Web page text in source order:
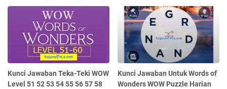
Kunci Jawaban Teka-Teki WOW
Level 51 52 53 54 55 56 57 58
Kunci Jawaban Untuk Words of
Wonders WOW Puzzle Harian